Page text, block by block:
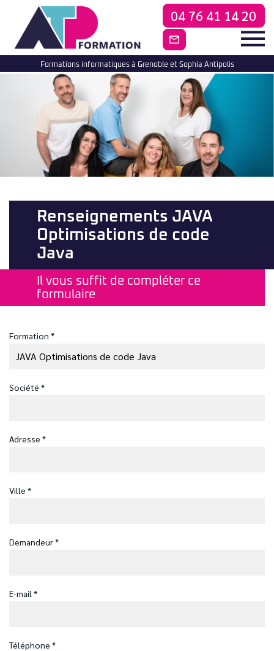
04 76 41 14 20
CONTACTEZ-
Formations informatiques à Grenoble et Sophia Antipolis
Renseignements JAVA
Optimisations de code
Java
Il vous suffit de compléter ce
formulaire
Formation *
Société *
Adresse *
Ville *
Demandeur *
E-mail *
Téléphone *